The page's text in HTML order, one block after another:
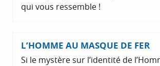
qui vous ressemble !
L’HOMME AU MASQUE DE FER
Si le mystère sur l’identité de